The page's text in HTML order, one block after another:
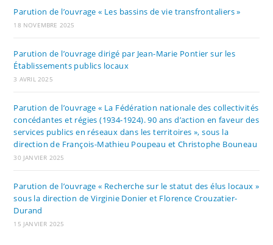
Parution de l’ouvrage « Les bassins de vie transfrontaliers »
18 NOVEMBRE 2025
Parution de l’ouvrage dirigé par Jean-Marie Pontier sur les
Établissements publics locaux
3 AVRIL 2025
Parution de l’ouvrage « La Fédération nationale des collectivités
concédantes et régies (1934-1924). 90 ans d’action en faveur des
services publics en réseaux dans les territoires », sous la
direction de François-Mathieu Poupeau et Christophe Bouneau
30 JANVIER 2025
Parution de l’ouvrage « Recherche sur le statut des élus locaux »
sous la direction de Virginie Donier et Florence Crouzatier-
Durand
15 JANVIER 2025